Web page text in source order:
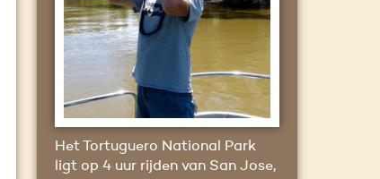
Het Tortuguero National Park
ligt op 4 uur rijden van San Jose,